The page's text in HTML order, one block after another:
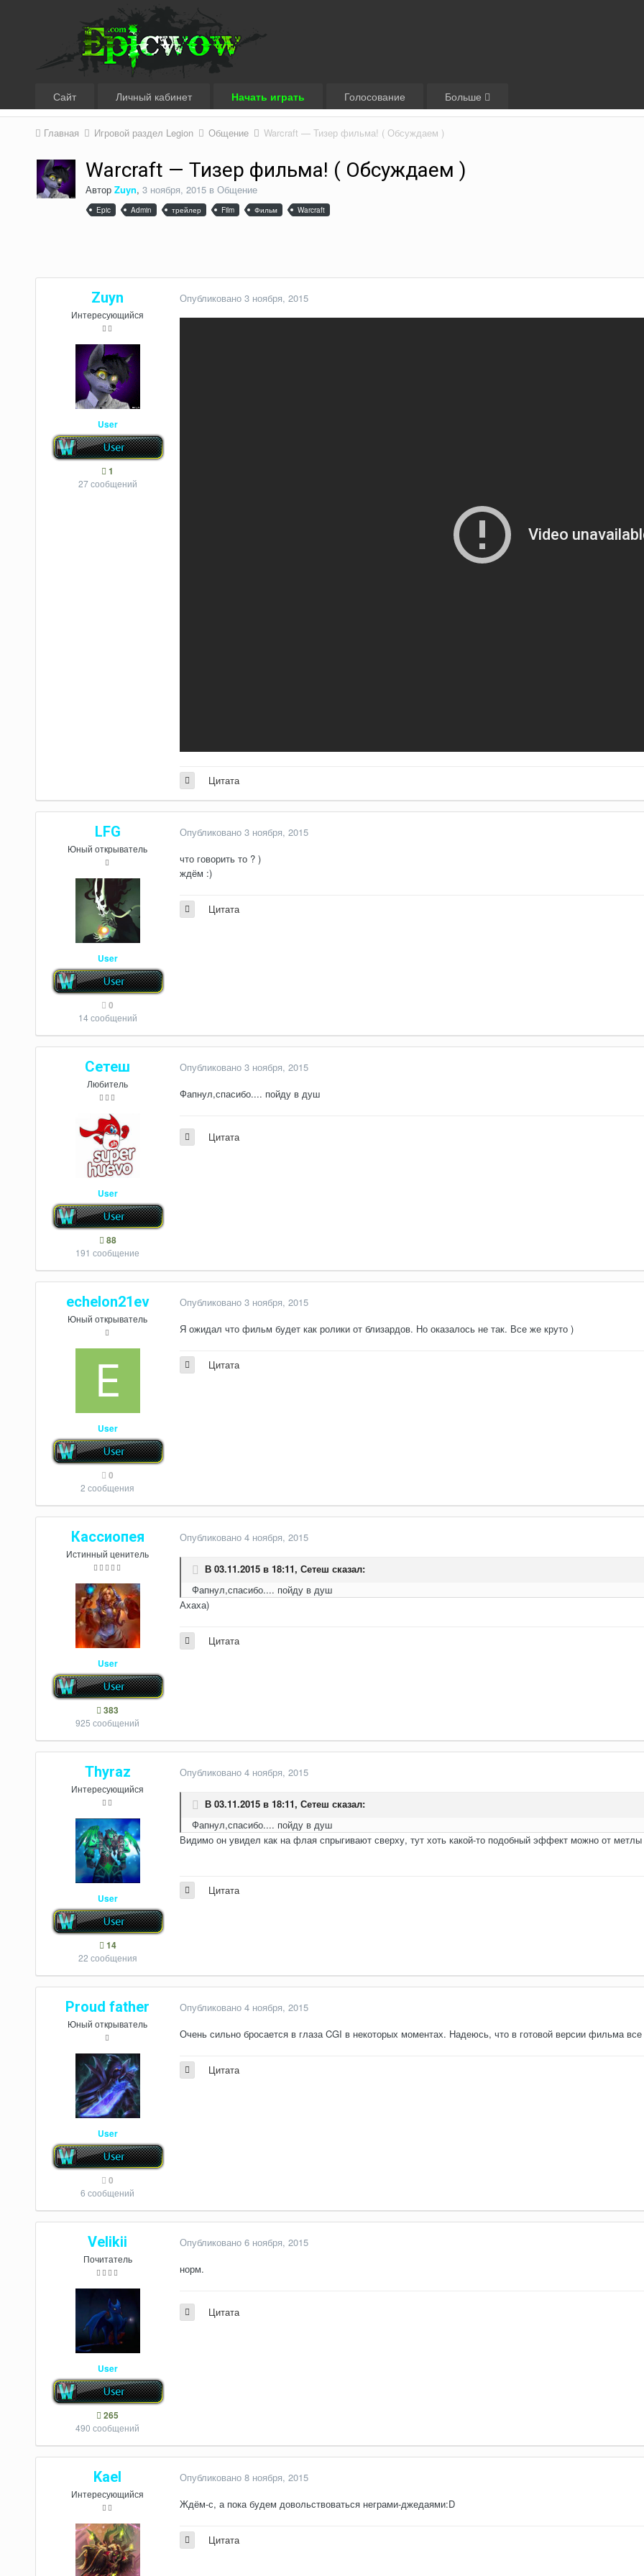
Сайт Личный кабинет Начать играть Голосование Больше
Главная Игровой раздел Legion Общение Warcraft — Тизер фильма! ( Обсуждаем )
Warcraft — Тизер фильма! ( Обсуждаем )
Автор Zuyn, 3 ноября, 2015в Общение
Epic Admin трейлер Film Фильм Warcraft
Zuyn
Интересующийся
User
1
27 сообщений
Опубликовано 3 ноября, 2015
Цитата
LFG
Юный открыватель
User
0
14 сообщений
Опубликовано 3 ноября, 2015
что говорить то ? )
ждём :)
Цитата
Сетеш
Любитель
User
88
191 сообщение
Опубликовано 3 ноября, 2015
Фапнул,спасибо.... пойду в душ
Цитата
echelon21ev
Юный открыватель
User
0
2 сообщения
Опубликовано 3 ноября, 2015
Я ожидал что фильм будет как ролики от близардов. Но оказалось не так. Все же круто )
Цитата
Кассиопея
Истинный ценитель
User
383
925 сообщений
Опубликовано 4 ноября, 2015
В 03.11.2015 в 18:11, Сетеш сказал:
Фапнул,спасибо.... пойду в душ
Ахаха)
Цитата
Thyraz
Интересующийся
User
14
22 сообщения
Опубликовано 4 ноября, 2015
В 03.11.2015 в 18:11, Сетеш сказал:
Фапнул,спасибо.... пойду в душ
Видимо он увидел как на флая спрыгивают сверху, тут хоть какой-то подобный эффект можно от
Цитата
Proud father
Юный открыватель
User
0
6 сообщений
Опубликовано 4 ноября, 2015
Очень сильно бросается в глаза CGI в некоторых моментах. Надеюсь, что в готовой версии фильма
Цитата
Velikii
Почитатель
User
265
490 сообщений
Опубликовано 6 ноября, 2015
норм.
Цитата
Kael
Интересующийся
Опубликовано 8 ноября, 2015
Ждём-с, а пока будем довольствоваться неграми-джедаями:D
Цитата